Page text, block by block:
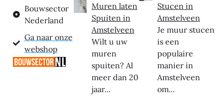
Bouwsector
Nederland
Ga naar onze
webshop
Muren laten
Spuiten in
Amstelveen
Wilt u uw
muren
spuiten? Al
meer dan 20
jaar...
Stucen in
Amstelveen
Je muur stucen
is een
populaire
manier in
Amstelveen
om...